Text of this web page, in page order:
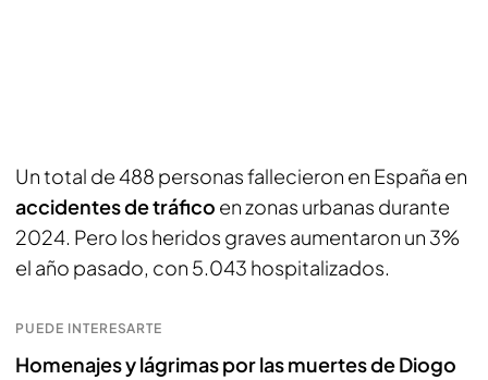
Un total de 488 personas fallecieron en España en
accidentes de tráfico en zonas urbanas durante
2024. Pero los heridos graves aumentaron un 3%
el año pasado, con 5.043 hospitalizados.
PUEDE INTERESARTE
Homenajes y lágrimas por las muertes de Diogo